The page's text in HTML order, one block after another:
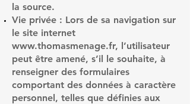
la source.
Vie privée : Lors de sa navigation sur
le site internet
www.thomasmenage.fr, l’utilisateur
peut être amené, s’il le souhaite, à
renseigner des formulaires
comportant des données à caractère
personnel, telles que définies aux